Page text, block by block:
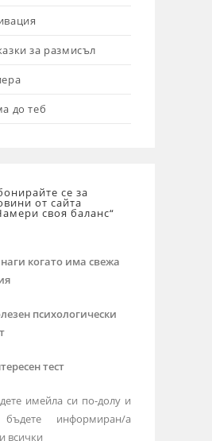
за размисъл
до теб
се за
от сайта
своя баланс“
когато има свежа
психологически
тест
имейла си по-долу и
информиран/а
всички